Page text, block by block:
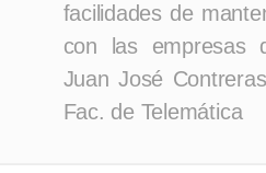
facilidades de
con las empresas
Juan José
Fac. de Telemática